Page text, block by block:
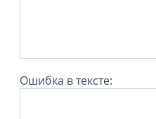
Ошибка в тексте: